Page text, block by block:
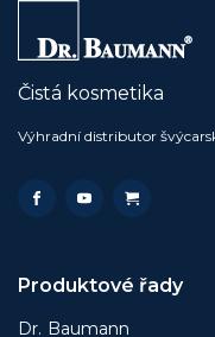
Čistá kosmetika
Výhradní distributor
Produktové řady
Dr. Baumann